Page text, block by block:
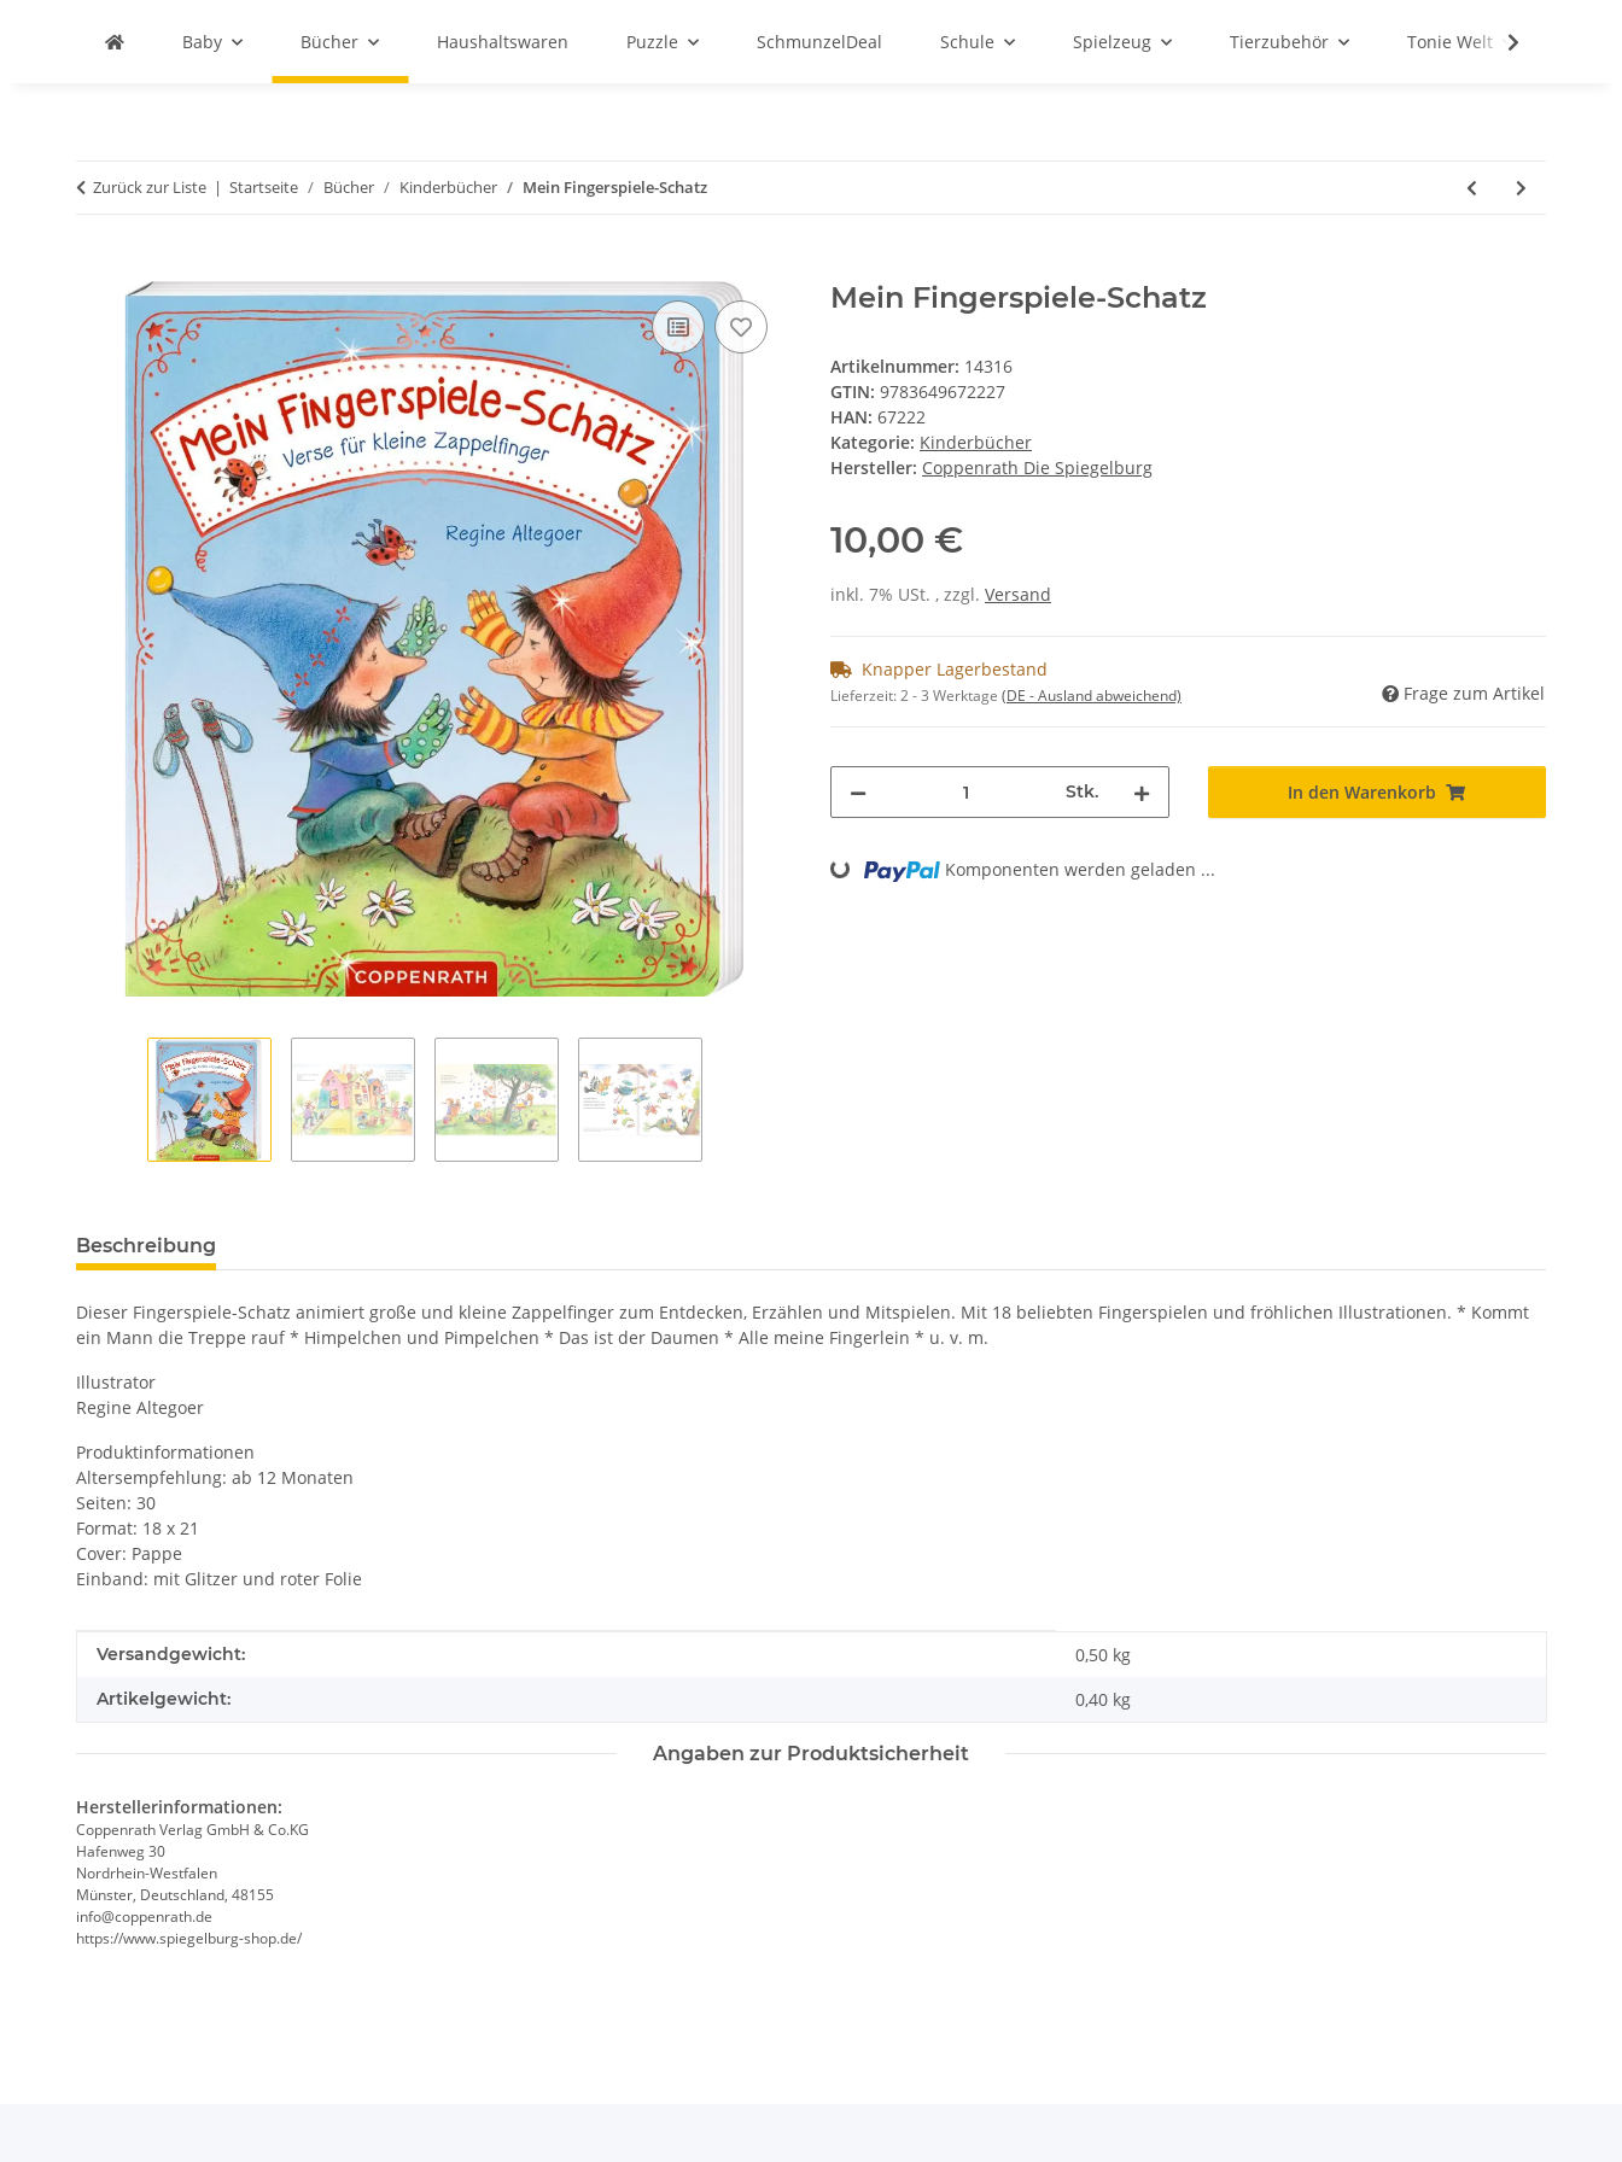
Baby Bücher Haushaltswaren Puzzle SchmunzelDeal Schule Spielzeug Tierzubehör Tonie Welt
Zurück zur Liste Startseite Bücher Kinderbücher Mein Fingerspiele-Schatz
Mein Fingerspiele-Schatz
Artikelnummer: 14316
GTIN: 9783649672227
HAN: 67222
Kategorie: Kinderbücher
Hersteller: Coppenrath Die Spiegelburg
10,00 €
inkl. 7% USt. , zzgl. Versand
Knapper Lagerbestand
Lieferzeit:2 - 3 Werktage (DE - Ausland abweichend) Frage zum Artikel
Stk. In den Warenkorb
Loading... Komponenten werden geladen ...
Beschreibung
Dieser Fingerspiele-Schatz animiert große und kleine Zappelfinger zum Entdecken, Erzählen und Mitspielen. Mit 18 beliebten Fingerspielen und fröhlichen Illustrationen. * Kommt
ein Mann die Treppe rauf * Himpelchen und Pimpelchen * Das ist der Daumen * Alle meine Fingerlein * u. v. m.
Illustrator
Regine Altegoer
Produktinformationen
Altersempfehlung: ab 12 Monaten
Seiten: 30
Format: 18 x 21
Cover: Pappe
Einband: mit Glitzer und roter Folie
Produkteigenschaft
Wert
Versandgewicht: 0,50 kg
Artikelgewicht: 0,40 kg
Angaben zur Produktsicherheit
Herstellerinformationen:
Coppenrath Verlag GmbH & Co.KG
Hafenweg 30
Nordrhein-Westfalen
Münster, Deutschland, 48155
info@coppenrath.de
https://www.spiegelburg-shop.de/